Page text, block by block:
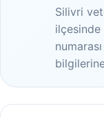
Silivri